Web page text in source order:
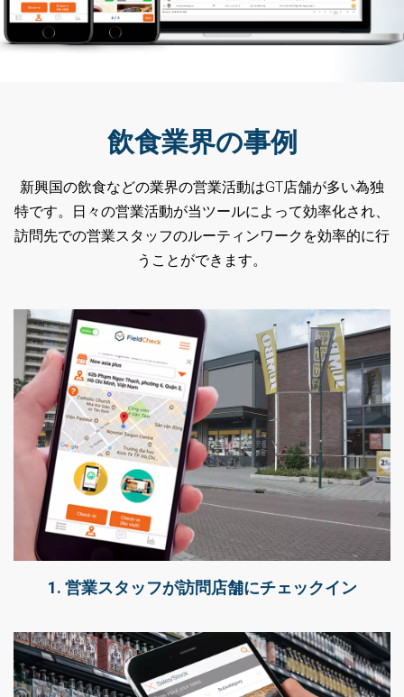
飲食業界の事例
新興国の飲食などの業界の営業活動はGT店舗が多い為独
特です。日々の営業活動が当ツールによって効率化され、
訪問先での営業スタッフのルーティンワークを効率的に行
うことができます。
1. 営業スタッフが訪問店舗にチェックイン